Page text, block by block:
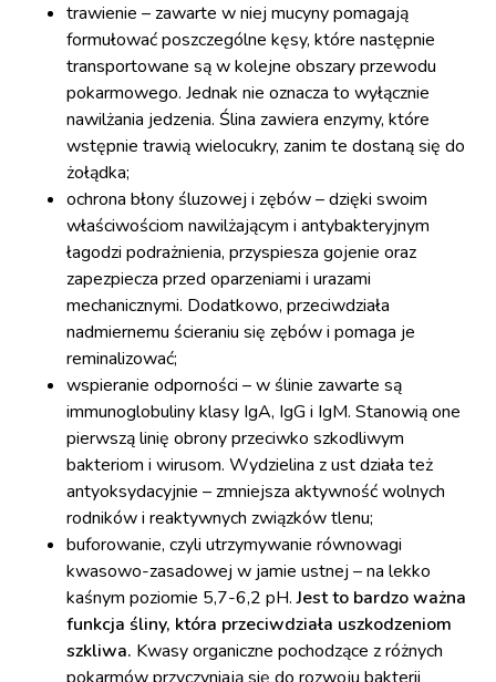
trawienie – zawarte w niej mucyny pomagają
formułować poszczególne kęsy, które następnie
transportowane są w kolejne obszary przewodu
pokarmowego. Jednak nie oznacza to wyłącznie
nawilżania jedzenia. Ślina zawiera enzymy, które
wstępnie trawią wielocukry, zanim te dostaną się do
żołądka;
ochrona błony śluzowej i zębów – dzięki swoim
właściwościom nawilżającym i antybakteryjnym
łagodzi podrażnienia, przyspiesza gojenie oraz
zapezpiecza przed oparzeniami i urazami
mechanicznymi. Dodatkowo, przeciwdziała
nadmiernemu ścieraniu się zębów i pomaga je
reminalizować;
wspieranie odporności – w ślinie zawarte są
immunoglobuliny klasy IgA, IgG i IgM. Stanowią one
pierwszą linię obrony przeciwko szkodliwym
bakteriom i wirusom. Wydzielina z ust działa też
antyoksydacyjnie – zmniejsza aktywność wolnych
rodników i reaktywnych związków tlenu;
buforowanie, czyli utrzymywanie równowagi
kwasowo-zasadowej w jamie ustnej – na lekko
kaśnym poziomie 5,7-6,2 pH.Jest to bardzo ważna
funkcja śliny, która przeciwdziała uszkodzeniom
szkliwa. Kwasy organiczne pochodzące z różnych